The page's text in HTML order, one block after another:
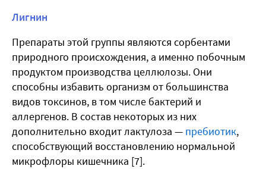
Лигнин
Препараты этой группы являются сорбентами
природного происхождения, а именно побочным
продуктом производства целлюлозы. Они
способны избавить организм от большинства
видов токсинов, в том числе бактерий и
аллергенов. В состав некоторых из них
дополнительно входит лактулоза — пребиотик,
способствующий восстановлению нормальной
микрофлоры кишечника [7].